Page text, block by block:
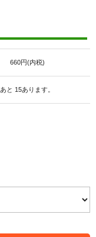
660円(内税)
あと 15あります。